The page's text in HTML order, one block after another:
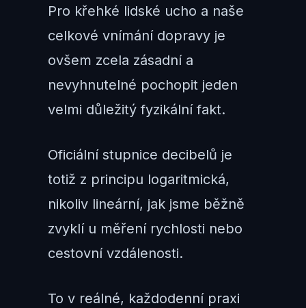
Pro křehké lidské ucho a naše
celkové vnímání dopravy je
ovšem zcela zásadní a
nevyhnutelné pochopit jeden
velmi důležitý fyzikální fakt.
Oficiální stupnice decibelů je
totiž z principu logaritmická,
nikoliv lineární, jak jsme běžně
zvyklí u měření rychlosti nebo
cestovní vzdálenosti.
To v reálné, každodenní praxi